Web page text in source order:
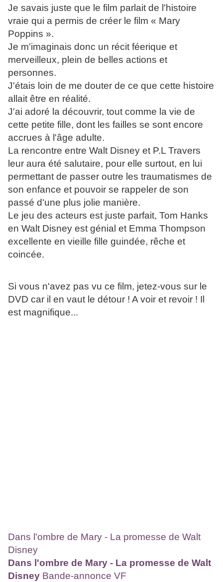
Je savais juste que le film parlait de l'histoire
vraie qui a permis de créer le film « Mary
Poppins ».
Je m'imaginais donc un récit féerique et
merveilleux, plein de belles actions et
personnes.
J'étais loin de me douter de ce que cette histoire
allait être en réalité.
J'ai adoré la découvrir, tout comme la vie de
cette petite fille, dont les failles se sont encore
accrues à l'âge adulte.
La rencontre entre Walt Disney et P.L Travers
leur aura été salutaire, pour elle surtout, en lui
permettant de passer outre les traumatismes de
son enfance et pouvoir se rappeler de son
passé d'une plus jolie manière.
Le jeu des acteurs est juste parfait, Tom Hanks
en Walt Disney est génial et Emma Thompson
excellente en vieille fille guindée, rêche et
coincée.
Si vous n'avez pas vu ce film, jetez-vous sur le
DVD car il en vaut le détour ! A voir et revoir ! Il
est magnifique...
Dans l'ombre de Mary - La promesse de Walt
Disney
Dans l'ombre de Mary - La promesse de Walt
Disney Bande-annonce VF